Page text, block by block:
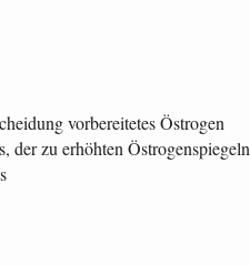
vorbereitetes Östrogen
der zu erhöhten Östrogenspiegeln